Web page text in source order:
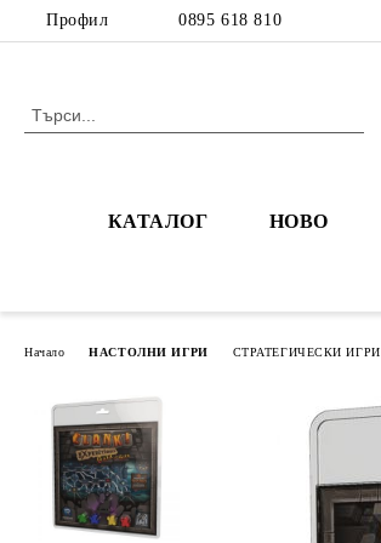
Профил 0895 618 810
КАТАЛОГ НОВО
Начало НАСТОЛНИ ИГРИ СТРАТЕГИЧЕСКИ ИГРИ